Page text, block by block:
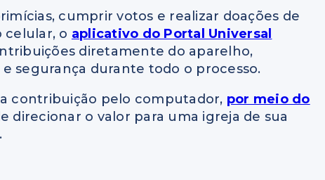
cumprir votos e realizar doações de
celular, o aplicativo do Portal Universal
diretamente do aparelho,
segurança durante todo o processo.
contribuição pelo computador, por meio do
direcionar o valor para uma igreja de sua
.